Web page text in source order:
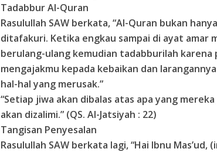
Tadabbur Al-Quran
Rasulullah SAW berkata, “Al-Quran bukan
ditafakuri. Ketika engkau sampai di ayat amar
berulang-ulang kemudian tadabburilah karena
mengajakmu kepada kebaikan dan
hal-hal yang merusak.”
“Setiap jiwa akan dibalas atas apa yang
akan dizalimi.” (QS. Al-Jatsiyah : 22)
Tangisan Penyesalan
Rasulullah SAW berkata lagi, “Hai Ibnu